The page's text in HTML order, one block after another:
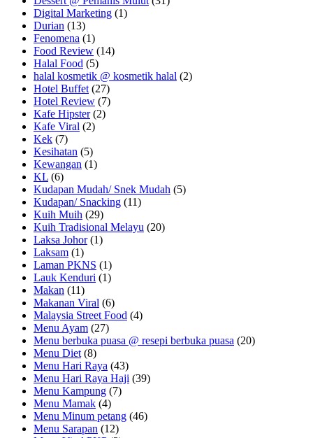
Digital Marketing (1)
Durian (13)
Fenomena (1)
Food Review (14)
Halal Food (5)
halal kosmetik @ kosmetik halal (2)
Hotel Buffet (27)
Hotel Review (7)
Kafe Hipster(2)
Kafe Viral (2)
Kek (7)
Kesihatan (5)
Kewangan (1)
KL (6)
Kudapan Mudah/ Snek Mudah (5)
Kudapan/ Snacking (11)
Kuih Muih (29)
Kuih Tradisional Melayu (20)
Laksa Johor(1)
Laksam (1)
Laman PKNS (1)
Lauk Kenduri (1)
Makan (11)
Makanan Viral (6)
Malaysia Street Food (4)
Menu Ayam (27)
Menu berbuka puasa @ resepi berbuka puasa (20)
Menu Diet (8)
Menu Hari Raya (43)
Menu Hari Raya Haji (39)
Menu Kampung (7)
Menu Mamak (4)
Menu Minum petang (46)
Menu Sarapan (12)